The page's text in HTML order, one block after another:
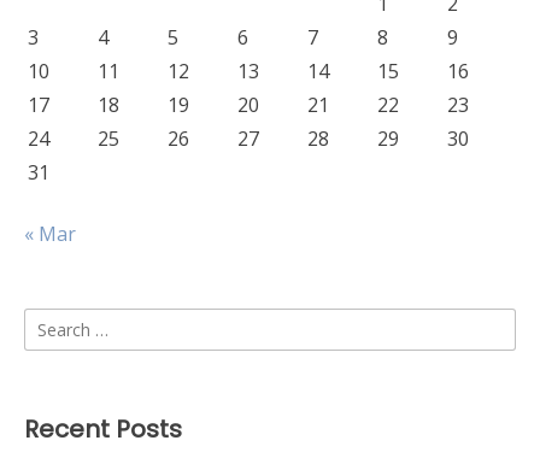
3
4 5 6 7 8
9
10
11 12 13 14 15
16
17
18 19 20 21 22
23
24
25 26 27 28 29
30
31
« Mar
Search
for:
Recent Posts